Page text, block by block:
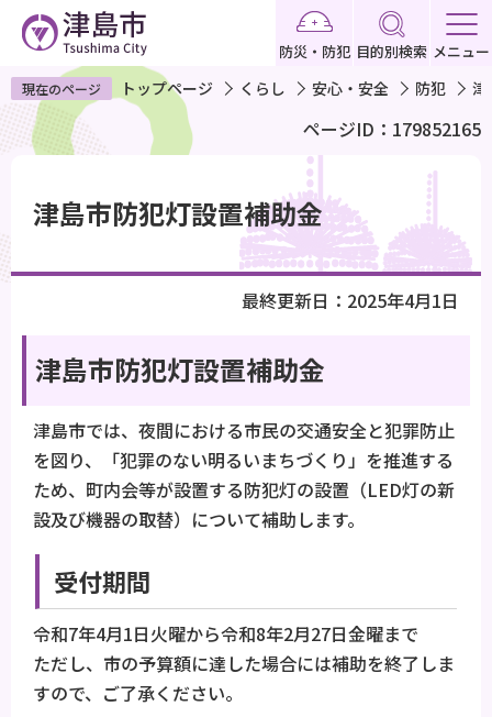
ペ
ー
で
す
防災・防犯 目的別検索 メニュー
現在のページ トップページ くらし 安心・安全 防犯 津
ページID：179852165
津島市防犯灯設置補助金
最終更新日：2025年4月1日
津島市防犯灯設置補助金
津島市では、夜間における市民の交通安全と犯罪防止
を図り、「犯罪のない明るいまちづくり」を推進する
ため、町内会等が設置する防犯灯の設置（LED灯の新
設及び機器の取替）について補助します。
受付期間
令和7年4月1日火曜から令和8年2月27日金曜まで
ただし、市の予算額に達した場合には補助を終了しま
すので、ご了承ください。